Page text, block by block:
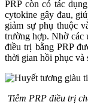
PRP còn có tác
cytokine gây đau,
giảm sự phụ thuộc
trường hợp. Nhờ các
điều trị bằng PRP
thời gian hồi phục và
Tiêm PRP điều trị